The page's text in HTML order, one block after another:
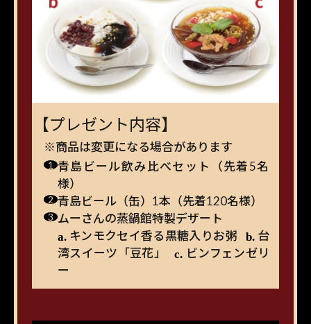
【プレゼント内容】
※商品は変更になる場合があります
青島ビール飲み比べセット（先着5名
様）
青島ビール（缶）1本（先着120名様）
ムーさんの蒸鍋館特製デザート
キンモクセイ香る黒糖入りお粥
台
湾スイーツ「豆花」
ビンフェンゼリ
ー